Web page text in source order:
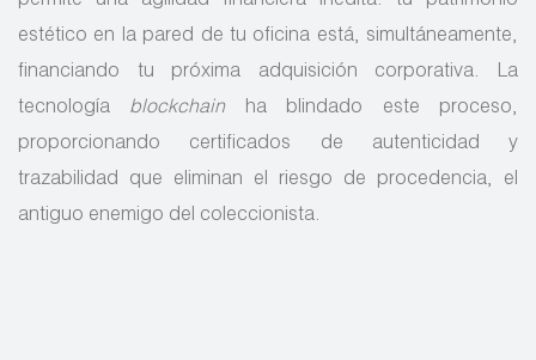
estético en la pared de tu oficina está, simultáneamente,
financiando tu próxima adquisición corporativa. La
tecnología blockchainha blindado este proceso,
proporcionando certificados de autenticidad y
trazabilidad que eliminan el riesgo de procedencia, el
antiguo enemigo del coleccionista.